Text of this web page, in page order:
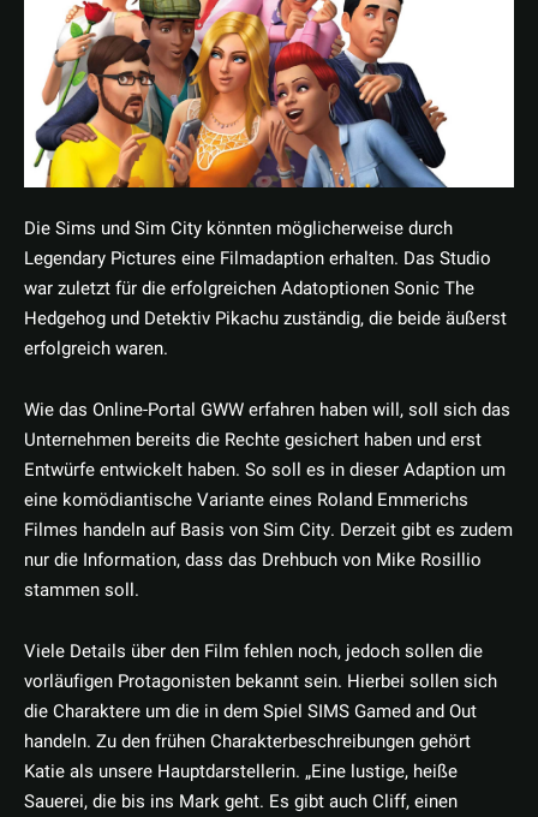
Die Sims und Sim City könnten möglicherweise durch
Legendary Pictures eine Filmadaption erhalten. Das Studio
war zuletzt für die erfolgreichen Adatoptionen Sonic The
Hedgehog und Detektiv Pikachu zuständig, die beide äußerst
erfolgreich waren.
Wie das Online-Portal GWW erfahren haben will, soll sich das
Unternehmen bereits die Rechte gesichert haben und erst
Entwürfe entwickelt haben. So soll es in dieser Adaption um
eine komödiantische Variante eines Roland Emmerichs
Filmes handeln auf Basis von Sim City. Derzeit gibt es zudem
nur die Information, dass das Drehbuch von Mike Rosillio
stammen soll.
Viele Details über den Film fehlen noch, jedoch sollen die
vorläufigen Protagonisten bekannt sein. Hierbei sollen sich
die Charaktere um die in dem Spiel SIMS Gamed and Out
handeln. Zu den frühen Charakterbeschreibungen gehört
Katie als unsere Hauptdarstellerin. „Eine lustige, heiße
Sauerei, die bis ins Mark geht. Es gibt auch Cliff, einen